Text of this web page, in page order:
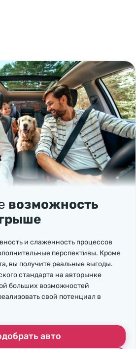
возможность
и слаженность процессов
перспективы. Кроме
вы получите реальные выгоды.
стандарта на авторынке
больших возможностей
свой потенциал в
авто